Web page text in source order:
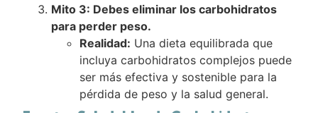
Mito 3: Debes eliminar los carbohidratos
para perder peso.
Realidad: Una dieta equilibrada que
incluya carbohidratos complejos puede
ser más efectiva y sostenible para la
pérdida de peso y la salud general.